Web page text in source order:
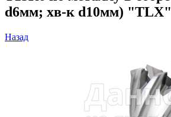
d6мм; хв-к d10мм) "TLX"
Назад